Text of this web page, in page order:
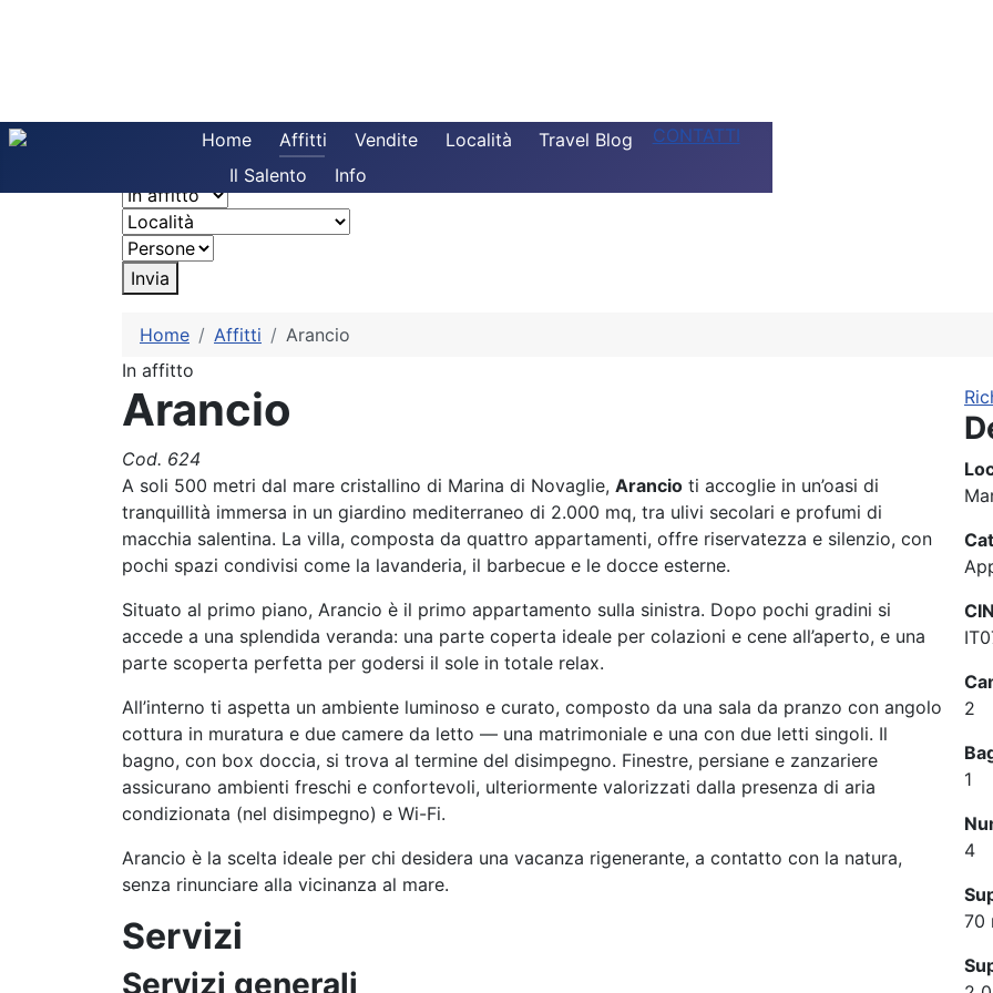
Home Affitti Vendite Località
Travel Blog
Il Salento
Info
CONTATTI
Invia
Home Affitti
Arancio
In affitto
Arancio
Cod. 624
A soli 500 metri dal mare cristallino di Marina di Novaglie, Arancio ti accoglie in un’oasi di
tranquillità immersa in un giardino mediterraneo di 2.000 mq, tra ulivi secolari e profumi di
macchia salentina. La villa, composta da quattro appartamenti, offre riservatezza e silenzio, con
pochi spazi condivisi come la lavanderia, il barbecue e le docce esterne.
Situato al primo piano, Arancio è il primo appartamento sulla sinistra. Dopo pochi gradini si
accede a una splendida veranda: una parte coperta ideale per colazioni e cene all’aperto, e una
parte scoperta perfetta per godersi il sole in totale relax.
All’interno ti aspetta un ambiente luminoso e curato, composto da una sala da pranzo con angolo
cottura in muratura e due camere da letto — una matrimoniale e una con due letti singoli. Il
bagno, con box doccia, si trova al termine del disimpegno. Finestre, persiane e zanzariere
assicurano ambienti freschi e confortevoli, ulteriormente valorizzati dalla presenza di aria
condizionata (nel disimpegno) e Wi-Fi.
Arancio è la scelta ideale per chi desidera una vacanza rigenerante, a contatto con la natura,
senza rinunciare alla vicinanza al mare.
Servizi
Servizi generali
2
1
4
70